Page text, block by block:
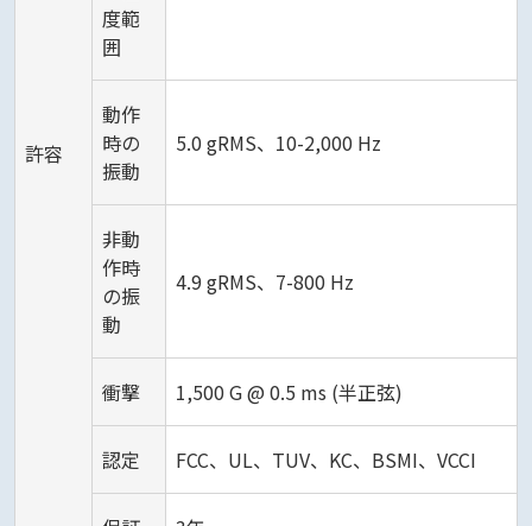
許容
度範
囲
動作
時の
振動
5.0 gRMS、10-2,000 Hz
非動
作時
の振
動
4.9 gRMS、7-800 Hz
衝撃 1,500 G @ 0.5 ms (半正弦)
認定 FCC、UL、TUV、KC、BSMI、VCCI